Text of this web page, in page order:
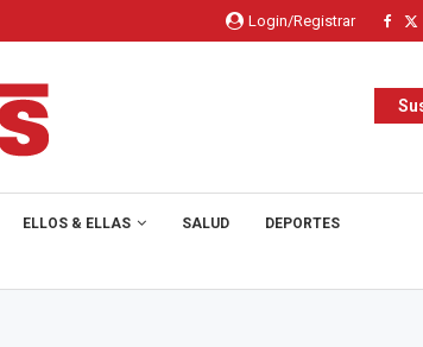
Login/Registrar
ELLOS & ELLAS SALUD DEPORTES